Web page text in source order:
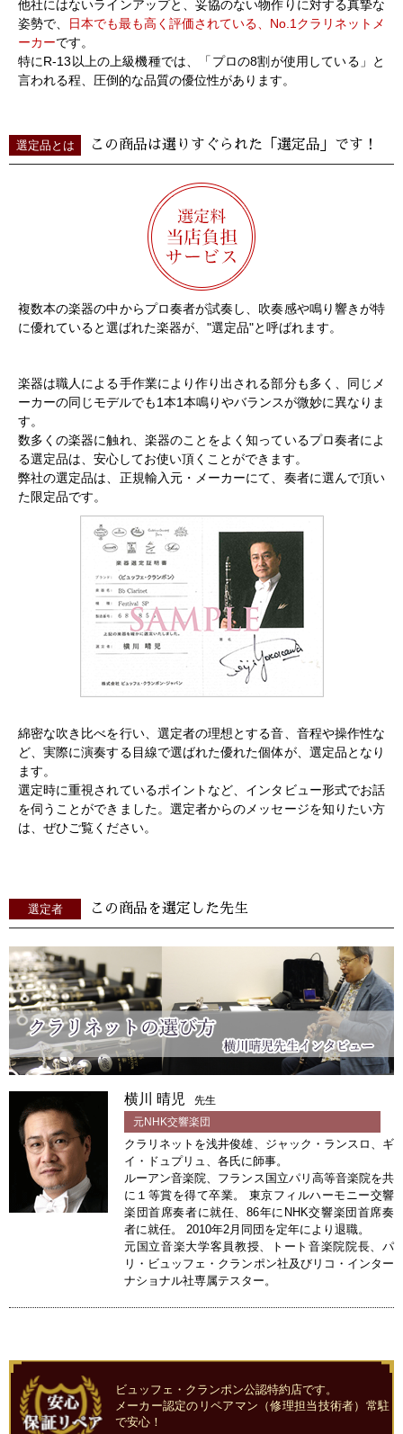
他社にはないラインアップと、妥協のない物作りに対する真摯な
姿勢で、
日本でも最も高く評価されている、No.1クラリネットメ
ーカーです。
特にR-13以上の上級機種では、「プロの8割が使用している」と
言われる程、圧倒的な品質の優位性があります。
選定品とは この商品は選りすぐられた「選定品」です！
複数本の楽器の中からプロ奏者が試奏し、吹奏感や鳴り響きが特
に優れていると選ばれた楽器が、"選定品"と呼ばれます。
楽器は職人による手作業により作り出される部分も多く、同じメ
ーカーの同じモデルでも1本1本鳴りやバランスが微妙に異なりま
す。
数多くの楽器に触れ、楽器のことをよく知っているプロ奏者によ
る選定品は、安心してお使い頂くことができます。
弊社の選定品は、正規輸入元・メーカーにて、奏者に選んで頂い
た限定品です。
綿密な吹き比べを行い、選定者の理想とする音、音程や操作性な
ど、実際に演奏する目線で選ばれた優れた個体が、選定品となり
ます。
選定時に重視されているポイントなど、インタビュー形式でお話
を伺うことができました。選定者からのメッセージを知りたい方
は、ぜひご覧ください。
選定者 この商品を選定した先生
横川 晴児
先生
元NHK交響楽団
クラリネットを浅井俊雄、ジャック・ランスロ、ギ
イ・ドュプリュ、各氏に師事。
ルーアン音楽院、フランス国立パリ高等音楽院を共
に１等賞を得て卒業。 東京フィルハーモニー交響
楽団首席奏者に就任、86年にNHK交響楽団首席奏
者に就任。 2010年2月同団を定年により退職。
元国立音楽大学客員教授、トート音楽院院長、パ
リ・ビュッフェ・クランポン社及びリコ・インター
ナショナル社専属テスター。
ビュッフェ・クランポン公認特約店です。
メーカー認定のリペアマン（修理担当技術者）常駐
で安心！